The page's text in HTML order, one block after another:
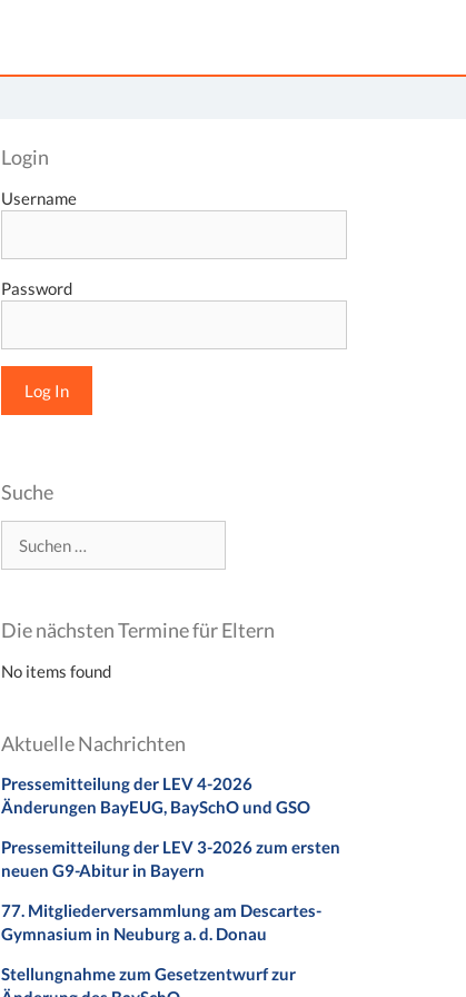
Login
Username
Password
Suche
nach:
Die nächsten Termine für Eltern
No items found
Aktuelle Nachrichten
Pressemitteilung der LEV 4-2026
Änderungen BayEUG, BaySchO und GSO
Pressemitteilung der LEV 3-2026 zum ersten
neuen G9-Abitur in Bayern
77. Mitgliederversammlung am Descartes-
Gymnasium in Neuburg a. d. Donau
Stellungnahme zum Gesetzentwurf zur